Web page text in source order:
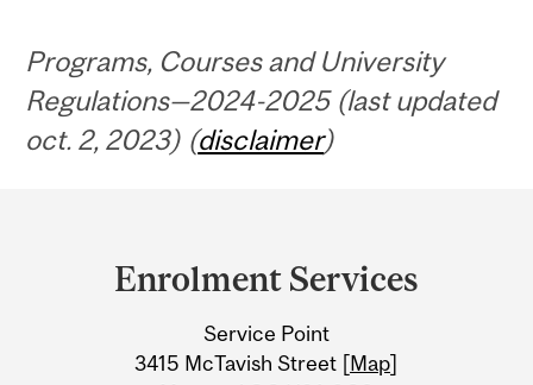
Programs, Courses and University
Regulations—2024-2025 (last updated
oct. 2, 2023) (disclaimer)
Information
Enrolment Services
Service Point
3415 McTavish Street [Map]